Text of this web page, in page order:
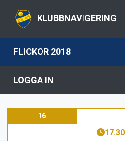
KLUBBNAVIGERING
FLICKOR 2018
LOGGA IN
16
17.30